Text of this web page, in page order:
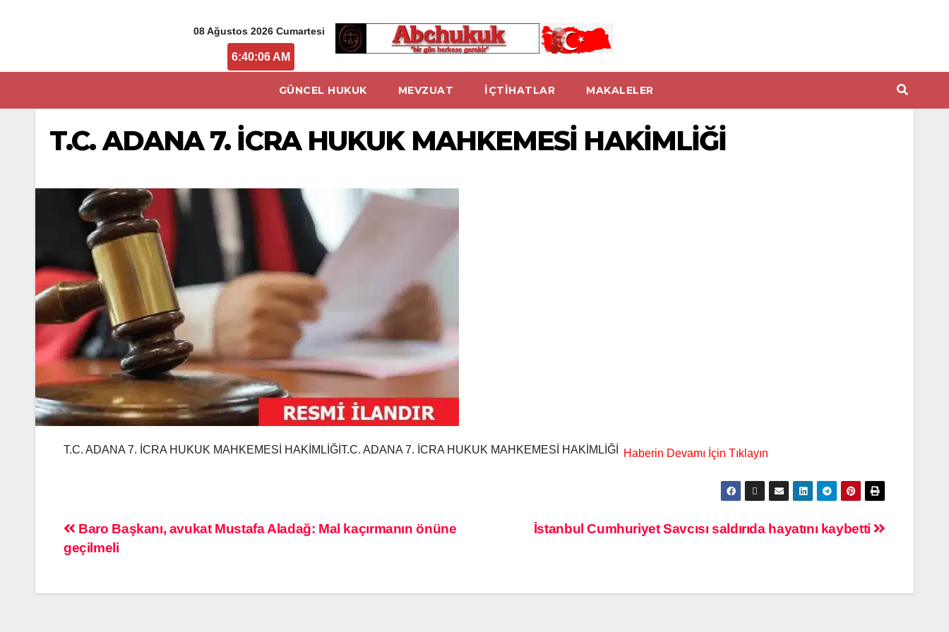
08 Ağustos 2026 Cumartesi
6:40:06 AM
GÜNCEL HUKUK MEVZUAT İÇTİHATLAR MAKALELER
T.C. ADANA 7. İCRA HUKUK MAHKEMESİ HAKİMLİĞİ
T.C. ADANA 7. İCRA HUKUK MAHKEMESİ HAKİMLİĞİT.C. ADANA 7. İCRA HUKUK MAHKEMESİ HAKİMLİĞİ
İstanbul Cumhuriyet Savcısı saldırıda hayatını kaybetti
Baro Başkanı, avukat Mustafa Aladağ: Mal kaçırmanın önüne
geçilmeli